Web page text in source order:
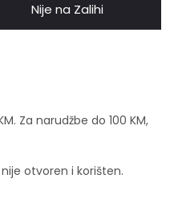
Nije na Zalihi
Za narudžbe do 100 KM,
otvoren i korišten.